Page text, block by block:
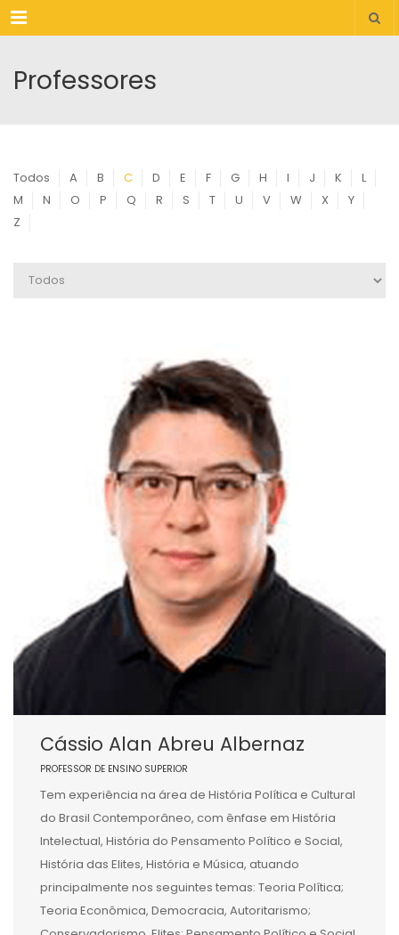
Menu
Professores
Todos A B C D E F G H I J K
L
M
N O P Q R S T U V W X
Y
Z
Cássio Alan Abreu Albernaz
PROFESSOR DE ENSINO SUPERIOR
Tem experiência na área de História Política e Cultural
do Brasil Contemporâneo, com ênfase em História
Intelectual, História do Pensamento Político e Social,
História das Elites, História e Música, atuando
principalmente nos seguintes temas: Teoria Política;
Teoria Econômica, Democracia, Autoritarismo;